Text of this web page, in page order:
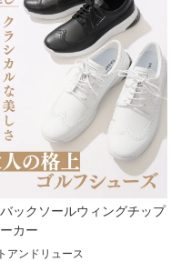
ックソールウィングチップ
カー
アンドリュース